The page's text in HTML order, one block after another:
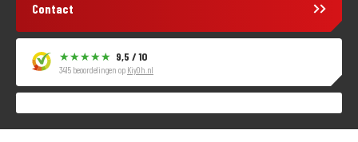
Contact
9,5 / 10
3415 beoordelingen op KiyOh.nl